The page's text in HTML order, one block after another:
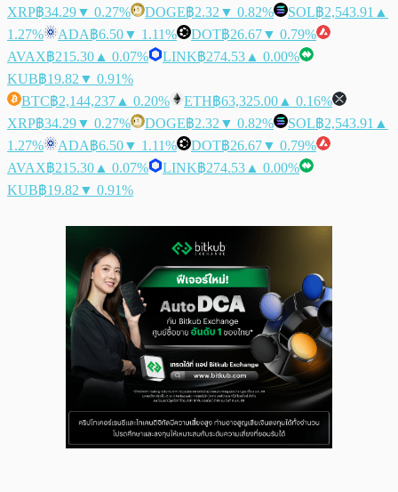
XRP฿34.29▼ 0.27% DOGE฿2.32 ▼ 0.82% SOL฿2,543.91 ▲
1.27%
ADA฿6.50▼ 1.11% DOT฿26.67▼ 0.79%
AVAX฿215.30 ▲ 0.07% LINK฿274.53 ▲ 0.00%
KUB฿19.82 ▼ 0.91%
BTC฿2,144,237 ▲ 0.20% ETH฿63,325.00 ▲ 0.16%
XRP฿34.29▼ 0.27% DOGE฿2.32 ▼ 0.82% SOL฿2,543.91 ▲
1.27%
ADA฿6.50▼ 1.11% DOT฿26.67▼ 0.79%
AVAX฿215.30 ▲ 0.07% LINK฿274.53 ▲ 0.00%
KUB฿19.82 ▼ 0.91%